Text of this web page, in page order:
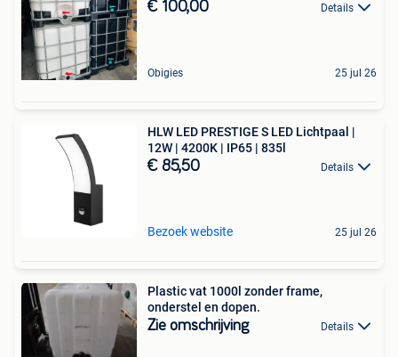
€ 100,00 Details
Obigies 25 jul 26
HLW LED PRESTIGE S LED Lichtpaal |
12W | 4200K | IP65 | 835l
€ 85,50 Details
Bezoek website 25 jul 26
Plastic vat 1000l zonder frame,
onderstel en dopen.
Zie omschrijving Details